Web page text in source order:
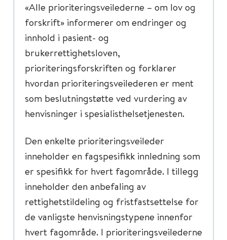
«Alle prioriteringsveilederne – om lov og
forskrift» informerer om endringer og
innhold i pasient- og
brukerrettighetsloven,
prioriteringsforskriften og forklarer
hvordan prioriteringsveilederen er ment
som beslutningstøtte ved vurdering av
henvisninger i spesialisthelsetjenesten.
Den enkelte prioriteringsveileder
inneholder en fagspesifikk innledning som
er spesifikk for hvert fagområde. I tillegg
inneholder den anbefaling av
rettighetstildeling og fristfastsettelse for
de vanligste henvisningstypene innenfor
hvert fagområde. I prioriteringsveilederne